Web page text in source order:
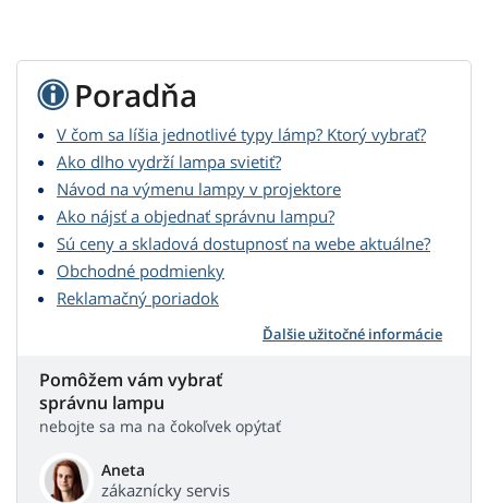
Poradňa
V čom sa líšia jednotlivé typy lámp? Ktorý vybrať?
Ako dlho vydrží lampa svietiť?
Návod na výmenu lampy v projektore
Ako nájsť a objednať správnu lampu?
Sú ceny a skladová dostupnosť na webe aktuálne?
Obchodné podmienky
Reklamačný poriadok
Ďalšie užitočné informácie
Pomôžem vám vybrať
správnu lampu
nebojte sa ma na čokoľvek opýtať
Aneta
zákaznícky servis